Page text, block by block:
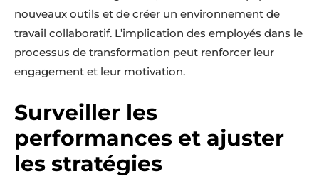
nouveaux outils et de créer un environnement de
travail collaboratif. L’implication des employés dans le
processus de transformation peut renforcer leur
engagement et leur motivation.
Surveiller les
performances et ajuster
les stratégies